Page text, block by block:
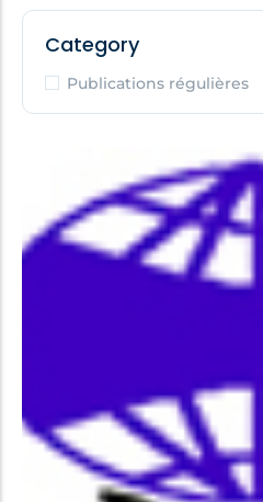
Category
Publications régulières